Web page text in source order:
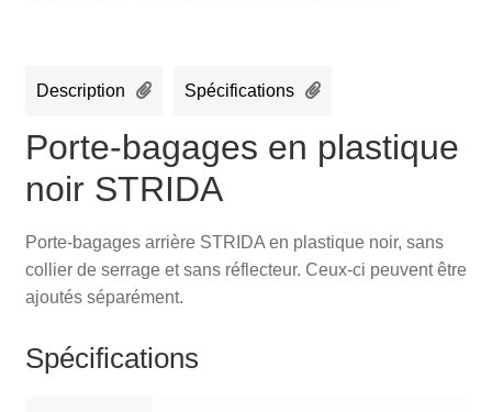
Description Spécifications
Porte-bagages en plastique
noir STRIDA
Porte-bagages arrière STRIDA en plastique noir, sans
collier de serrage et sans réflecteur. Ceux-ci peuvent être
ajoutés séparément.
Spécifications